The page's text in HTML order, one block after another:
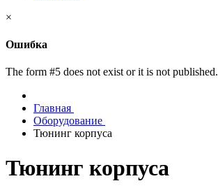
×
Ошибка
The form #5 does not exist or it is not published.
Главная
Оборудование
Тюнинг корпуса
Тюнинг корпуса